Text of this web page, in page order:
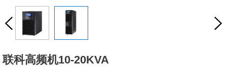
联科高频机10-20KVA